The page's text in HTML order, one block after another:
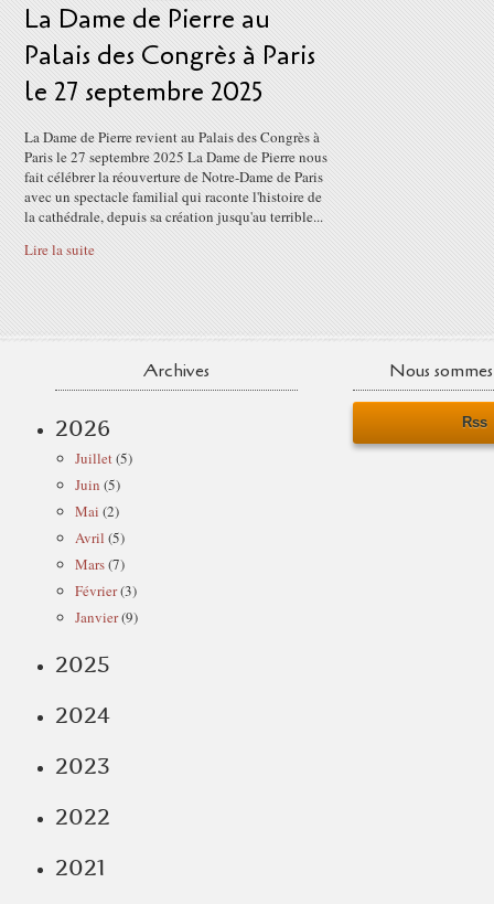
La Dame de Pierre au
Palais des Congrès à Paris
le 27 septembre 2025
La Dame de Pierre revient au Palais des Congrès à
Paris le 27 septembre 2025 La Dame de Pierre nous
fait célébrer la réouverture de Notre-Dame de Paris
avec un spectacle familial qui raconte l'histoire de
la cathédrale, depuis sa création jusqu'au terrible...
Lire la suite
Archives
2026
Juillet(5)
Juin (5)
Mai (2)
Avril (5)
Mars(7)
Février(3)
Janvier(9)
2025
2024
2023
2022
2021
Nous
Rss